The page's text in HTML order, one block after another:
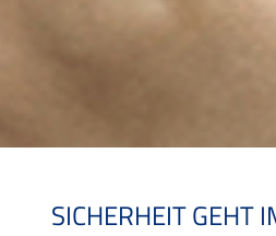
SICHERHEIT GEHT